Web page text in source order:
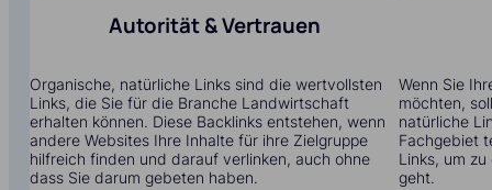
Autorität & Vertrauen
Organische, natürliche Links sind die wertvollsten
Links, die Sie für die Branche Landwirtschaft
erhalten können. Diese Backlinks entstehen, wenn
andere Websites Ihre Inhalte für ihre Zielgruppe
hilfreich finden und darauf verlinken, auch ohne
dass Sie darum gebeten haben.
Wenn Sie
möchten,
natürliche
Fachgebiet
Links, um
geht.